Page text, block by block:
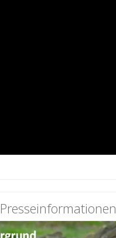
Presseinformationen